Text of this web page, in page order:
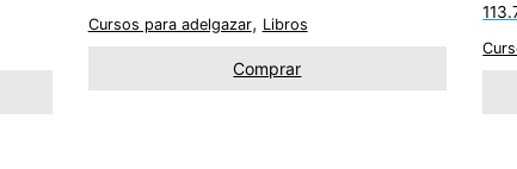
originalactual
36.40€.
Cursos para adelgazar, Libros
Comprar